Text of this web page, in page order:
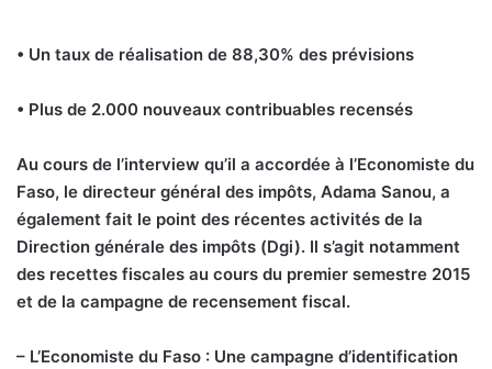
• Un taux de réalisation de 88,30% des prévisions
• Plus de 2.000 nouveaux contribuables recensés
Au cours de l’interview qu’il a accordée à l’Economiste du
Faso, le directeur général des impôts, Adama Sanou, a
également fait le point des récentes activités de la
Direction générale des impôts (Dgi). Il s’agit notamment
des recettes fiscales au cours du premier semestre 2015
et de la campagne de recensement fiscal.
– L’Economiste du Faso : Une campagne d’identification